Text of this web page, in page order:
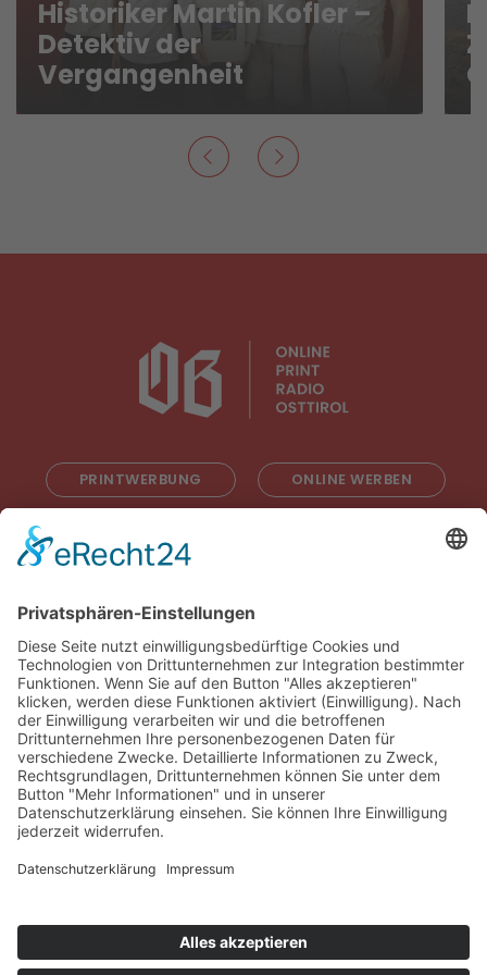
Historiker Martin Kofler –
Detektiv der
Vergangenheit
PRINTWERBUNG ONLINE WERBEN
Impressum
AGB
Cookie-Einstellungen